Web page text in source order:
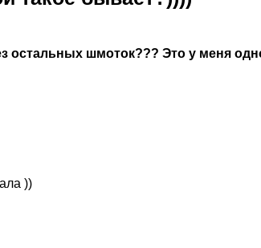
остальных шмоток??? Это у меня
))